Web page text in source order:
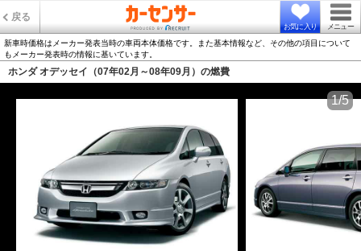
戻る
お気に入り メニュー
新車時価格はメーカー発表当時の車両本体価格です。また基本情報など、その他の項目について
もメーカー発表時の情報に基いています。
ホンダ オデッセイ（07年02月～08年09月）の燃費
1/5